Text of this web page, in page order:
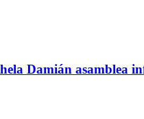
Damián asamblea